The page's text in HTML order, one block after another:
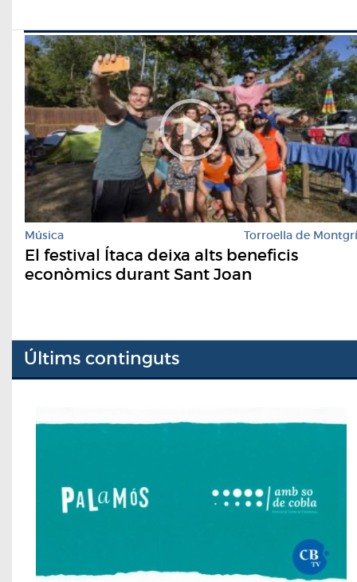
Música Torroella de Montgrí
El festival Ítaca deixa alts beneficis
econòmics durant Sant Joan
Últims continguts